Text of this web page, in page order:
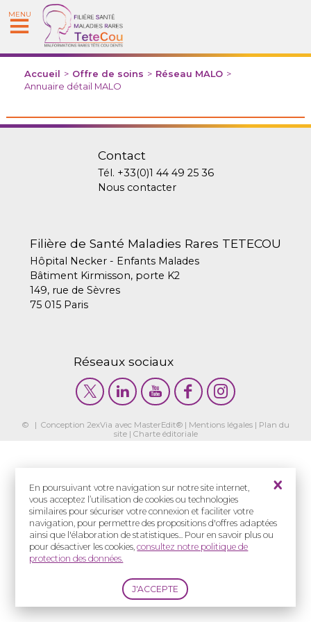
En poursuivant votre navigation sur notre site internet,
vous acceptez l’utilisation de cookies ou technologies
similaires pour sécuriser votre connexion et faciliter votre
navigation, pour permettre des propositions d'offres adaptées
ainsi que l'élaboration de statistiques... Pour en savoir plus ou
pour désactiver les cookies,consultez notre politique de
protection des données.
MENU
Accueil > Offre de soins > Réseau MALO >
Annuaire détail MALO
Contact
Tél. +33(0)1 44 49 25 36
Nous contacter
Filière de Santé Maladies Rares TETECOU
Hôpital Necker - Enfants Malades
Bâtiment Kirmisson, porte K2
149, rue de Sèvres
75 015 Paris
Réseaux sociaux
© | Conception 2exVia avec MasterEdit® | Mentions légales| Plan du
site| Charte éditoriale